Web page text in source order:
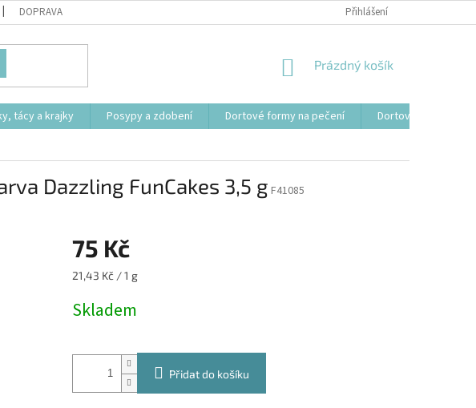
DOPRAVA Přihlášení
NÁKUPNÍ
Prázdný košík
tácy a krajky Posypy a zdobení Dortové formy na pečení
Dortové svíčky,
Dazzling FunCakes 3,5 g F41085
75 Kč
Měrná
21,43 Kč / 1 g
Skladem
Přidat do košíku